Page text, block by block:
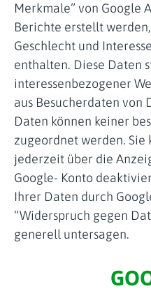
Merkmale” von Google
Berichte erstellt
Geschlecht und
enthalten. Diese Daten
interessenbezogener
aus Besucherdaten von
Daten können keiner
zugeordnet werden. Sie
jederzeit über die
Google- Konto
Ihrer Daten durch
“Widerspruch gegen
generell untersagen.